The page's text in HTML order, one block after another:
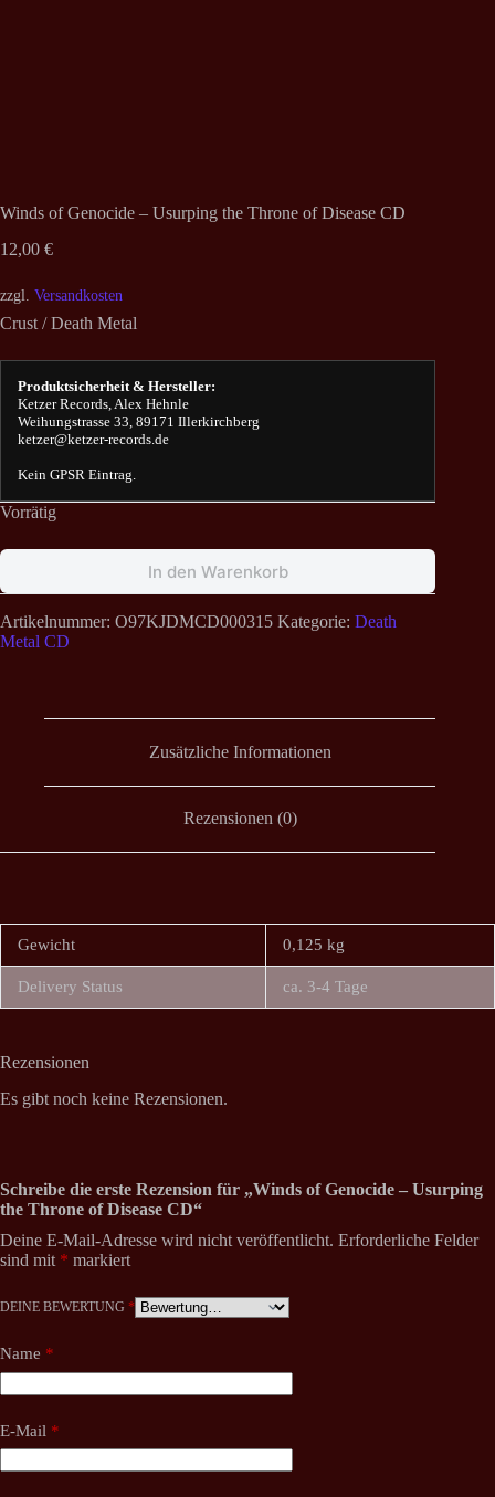
Winds of Genocide – Usurping the Throne of Disease CD
12,00 €
zzgl. Versandkosten
Crust / Death Metal
Produktsicherheit & Hersteller:
Ketzer Records, Alex Hehnle
Weihungstrasse 33, 89171 Illerkirchberg
ketzer@ketzer-records.de
Kein GPSR Eintrag.
Vorrätig
In den Warenkorb
Artikelnummer: O97KJDMCD000315 Kategorie: Death
Metal CD
Zusätzliche Informationen
Rezensionen (0)
Gewicht 0,125 kg
Delivery Status ca. 3-4 Tage
Rezensionen
Es gibt noch keine Rezensionen.
Schreibe die erste Rezension für „Winds of Genocide – Usurping
the Throne of Disease CD“
Deine E-Mail-Adresse wird nicht veröffentlicht. Erforderliche Felder
sind mit * markiert
DEINE BEWERTUNG *
Name *
E-Mail *